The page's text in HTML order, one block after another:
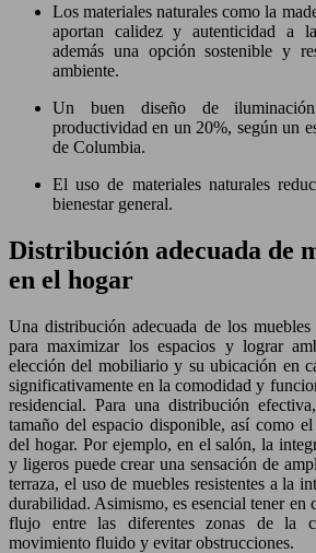
Los materiales naturales como la
aportan calidez y autenticidad a
además una opción sostenible y
ambiente.
Un buen diseño de
productividad en un 20%, según un
de Columbia.
El uso de materiales naturales
bienestar general.
Distribución adecuada de
en el hogar
Una distribución adecuada de los
para maximizar los espacios y lograr
elección del mobiliario y su ubicación en
significativamente en la comodidad y
residencial. Para una distribución
tamaño del espacio disponible, así como
del hogar. Por ejemplo, en el salón, la
y ligeros puede crear una sensación de
terraza, el uso de muebles resistentes a la
durabilidad. Asimismo, es esencial tener en
flujo entre las diferentes zonas de la
movimiento fluido y evitar obstrucciones.